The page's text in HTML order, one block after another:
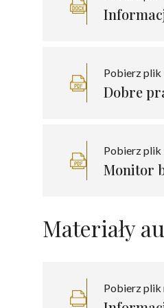
Pobierz plik
Dobre
Pobierz plik
Monitor
Materiały
Pobierz plik